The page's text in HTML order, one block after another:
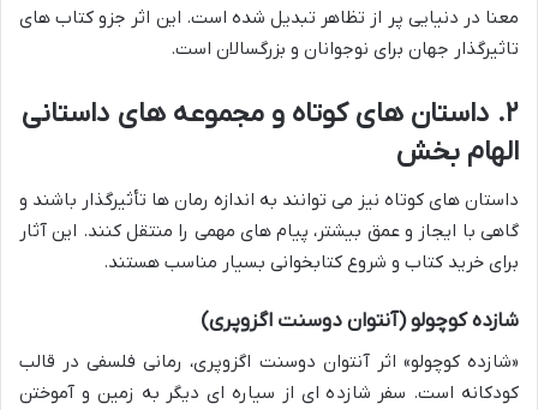
معنا در دنیایی پر از تظاهر تبدیل شده است. این اثر جزو کتاب های
تاثیرگذار جهان برای نوجوانان و بزرگسالان است.
۲. داستان های کوتاه و مجموعه های داستانی
الهام بخش
داستان های کوتاه نیز می توانند به اندازه رمان ها تأثیرگذار باشند و
گاهی با ایجاز و عمق بیشتر، پیام های مهمی را منتقل کنند. این آثار
برای خرید کتاب و شروع کتابخوانی بسیار مناسب هستند.
شازده کوچولو (آنتوان دوسنت اگزوپری)
«شازده کوچولو» اثر آنتوان دوسنت اگزوپری، رمانی فلسفی در قالب
کودکانه است. سفر شازده ای از سیاره ای دیگر به زمین و آموختن